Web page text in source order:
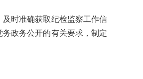
时准确获取纪检监察工作信
政务公开的有关要求，制定